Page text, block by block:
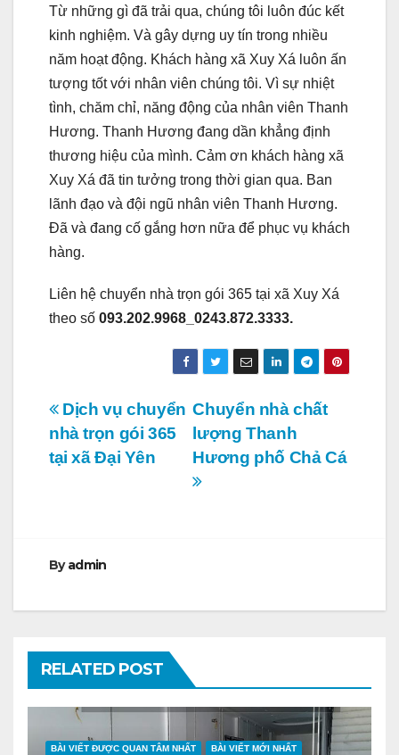
Từ những gì đã trải qua, chúng tôi luôn đúc kết
kinh nghiệm. Và gây dựng uy tín trong nhiều
năm hoạt động. Khách hàng xã Xuy Xá luôn ấn
tượng tốt với nhân viên chúng tôi. Vì sự nhiệt
tình, chăm chỉ, năng động của nhân viên Thanh
Hương. Thanh Hương đang dần khẳng định
thương hiệu của mình. Cảm ơn khách hàng xã
Xuy Xá đã tin tưởng trong thời gian qua. Ban
lãnh đạo và đội ngũ nhân viên Thanh Hương.
Đã và đang cố gắng hơn nữa để phục vụ khách
hàng.
Liên hệ chuyển nhà trọn gói 365 tại xã Xuy Xá
theo số 093.202.9968_0243.872.3333.
Điều
hướng
Chuyển nhà chất
lượng Thanh
Hương phố Chả Cá
Dịch vụ chuyển
nhà trọn gói 365
tại xã Đại Yên
Byadmin
RELATED POST
BÀI VIẾT ĐƯỢC QUAN TÂM NHẤT BÀI VIẾT MỚI NHẤT